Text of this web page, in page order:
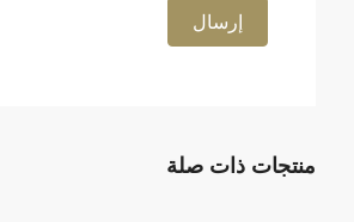
منتجات ذات صلة